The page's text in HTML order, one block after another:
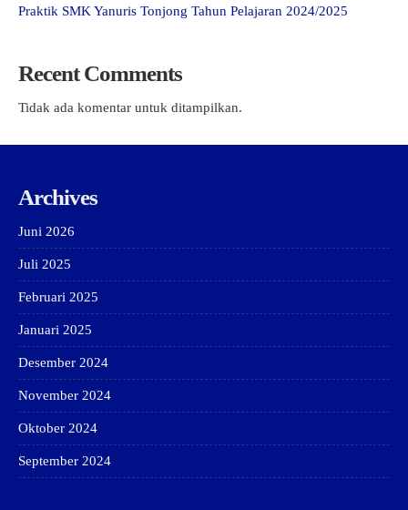
Praktik SMK Yanuris Tonjong Tahun Pelajaran 2024/2025
Recent Comments
Tidak ada komentar untuk ditampilkan.
Archives
Juni 2026
Juli 2025
Februari 2025
Januari 2025
Desember 2024
November 2024
Oktober 2024
September 2024